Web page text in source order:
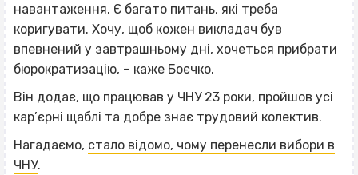
навантаження. Є багато питань, які треба
коригувати. Хочу, щоб кожен викладач був
впевнений у завтрашньому дні, хочеться прибрати
бюрократизацію, – каже Боєчко.
Він додає, що працював у ЧНУ 23 роки, пройшов усі
кар’єрні щаблі та добре знає трудовий колектив.
Нагадаємо, стало відомо, чому перенесли вибори в
ЧНУ.